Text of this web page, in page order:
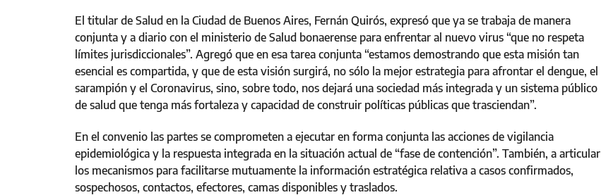
El titular de Salud en la Ciudad de Buenos Aires, Fernán Quirós, expresó que ya se trabaja de manera
conjunta y a diario con el ministerio de Salud bonaerense para enfrentar al nuevo virus “que no respeta
límites jurisdiccionales”. Agregó que en esa tarea conjunta “estamos demostrando que esta misión tan
esencial es compartida, y que de esta visión surgirá, no sólo la mejor estrategia para afrontar el dengue, el
sarampión y el Coronavirus, sino, sobre todo, nos dejará una sociedad más integrada y un sistema público
de salud que tenga más fortaleza y capacidad de construir políticas públicas que trasciendan”.
En el convenio las partes se comprometen a ejecutar en forma conjunta las acciones de vigilancia
epidemiológica y la respuesta integrada en la situación actual de “fase de contención”. También, a articular
los mecanismos para facilitarse mutuamente la información estratégica relativa a casos confirmados,
sospechosos, contactos, efectores, camas disponibles y traslados.